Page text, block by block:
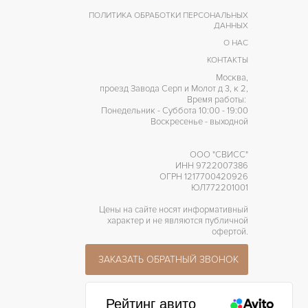
ПОЛИТИКА ОБРАБОТКИ ПЕРСОНАЛЬНЫХ
ДАННЫХ
О НАС
КОНТАКТЫ
Москва,
проезд Завода Серп и Молот д 3, к 2,
Время работы:
Понедельник - Суббота 10:00 - 19:00
Воскресенье - выходной
ООО "СВИСС"
ИНН 9722007386
ОГРН 1217700420926
ЮЛ772201001
Цены на сайте носят информативный
характер и не являются публичной
офертой.
ЗАКАЗАТЬ ОБРАТНЫЙ ЗВОНОК
Рейтинг авито